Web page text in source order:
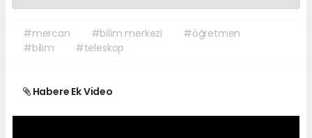
#mercan #bilim merkezi
#öğretmen
#bilim
#teleskop
Habere Ek Video